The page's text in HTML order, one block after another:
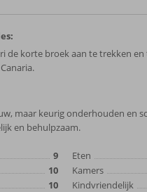
de korte broek aan te trekken en
maar keurig onderhouden en
en behulpzaam.
9
10
10
Eten
Kamers
Kindvriendelijk